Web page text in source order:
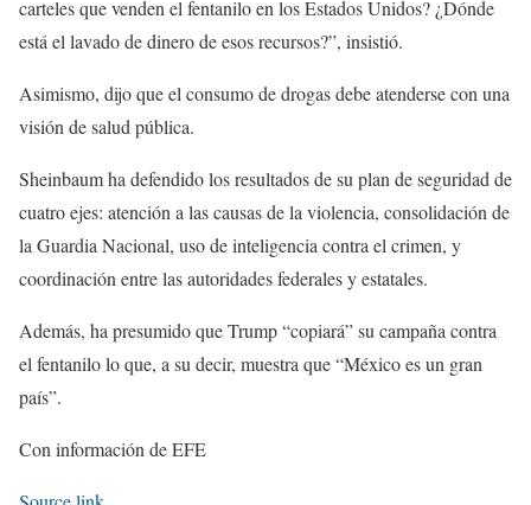
carteles que venden el fentanilo en los Estados Unidos? ¿Dónde
está el lavado de dinero de esos recursos?”, insistió.
Asimismo, dijo que el consumo de drogas debe atenderse con una
visión de salud pública.
Sheinbaum ha defendido los resultados de su plan de seguridad de
cuatro ejes: atención a las causas de la violencia, consolidación de
la Guardia Nacional, uso de inteligencia contra el crimen, y
coordinación entre las autoridades federales y estatales.
Además, ha presumido que Trump “copiará” su campaña contra
el fentanilo lo que, a su decir, muestra que “México es un gran
país”.
Con información de EFE